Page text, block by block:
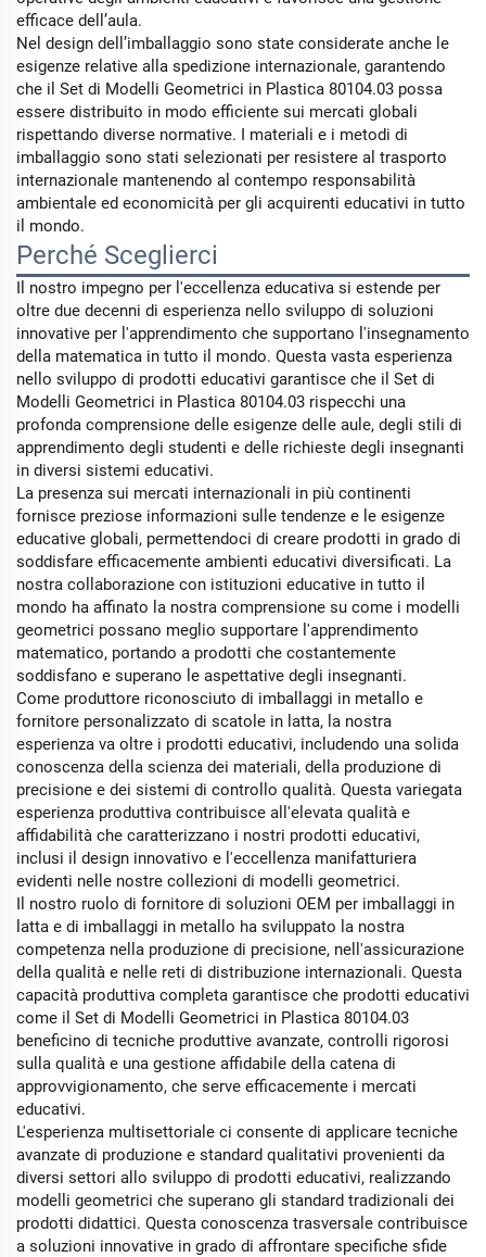
efficace dell’aula.
Nel design dell’imballaggio sono state considerate anche le
esigenze relative alla spedizione internazionale, garantendo
che il Set di Modelli Geometrici in Plastica 80104.03 possa
essere distribuito in modo efficiente sui mercati globali
rispettando diverse normative. I materiali e i metodi di
imballaggio sono stati selezionati per resistere al trasporto
internazionale mantenendo al contempo responsabilità
ambientale ed economicità per gli acquirenti educativi in tutto
il mondo.
Perché Sceglierci
Il nostro impegno per l'eccellenza educativa si estende per
oltre due decenni di esperienza nello sviluppo di soluzioni
innovative per l'apprendimento che supportano l'insegnamento
della matematica in tutto il mondo. Questa vasta esperienza
nello sviluppo di prodotti educativi garantisce che il Set di
Modelli Geometrici in Plastica 80104.03 rispecchi una
profonda comprensione delle esigenze delle aule, degli stili di
apprendimento degli studenti e delle richieste degli insegnanti
in diversi sistemi educativi.
La presenza sui mercati internazionali in più continenti
fornisce preziose informazioni sulle tendenze e le esigenze
educative globali, permettendoci di creare prodotti in grado di
soddisfare efficacemente ambienti educativi diversificati. La
nostra collaborazione con istituzioni educative in tutto il
mondo ha affinato la nostra comprensione su come i modelli
geometrici possano meglio supportare l'apprendimento
matematico, portando a prodotti che costantemente
soddisfano e superano le aspettative degli insegnanti.
Come produttore riconosciuto di imballaggi in metallo e
fornitore personalizzato di scatole in latta, la nostra
esperienza va oltre i prodotti educativi, includendo una solida
conoscenza della scienza dei materiali, della produzione di
precisione e dei sistemi di controllo qualità. Questa variegata
esperienza produttiva contribuisce all'elevata qualità e
affidabilità che caratterizzano i nostri prodotti educativi,
inclusi il design innovativo e l'eccellenza manifatturiera
evidenti nelle nostre collezioni di modelli geometrici.
Il nostro ruolo di fornitore di soluzioni OEM per imballaggi in
latta e di imballaggi in metallo ha sviluppato la nostra
competenza nella produzione di precisione, nell'assicurazione
della qualità e nelle reti di distribuzione internazionali. Questa
capacità produttiva completa garantisce che prodotti educativi
come il Set di Modelli Geometrici in Plastica 80104.03
beneficino di tecniche produttive avanzate, controlli rigorosi
sulla qualità e una gestione affidabile della catena di
approvvigionamento, che serve efficacemente i mercati
educativi.
L'esperienza multisettoriale ci consente di applicare tecniche
avanzate di produzione e standard qualitativi provenienti da
diversi settori allo sviluppo di prodotti educativi, realizzando
modelli geometrici che superano gli standard tradizionali dei
prodotti didattici. Questa conoscenza trasversale contribuisce
a soluzioni innovative in grado di affrontare specifiche sfide